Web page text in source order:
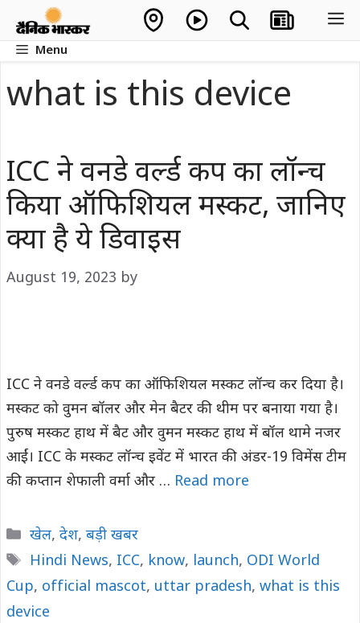
contentMenu
what is this device
ICC ने वनडे वर्ल्ड कप का लॉन्च
किया ऑफिशियल मस्कट, जानिए
क्या है ये डिवाइस
August 19, 2023 by
ICC ने वनडे वर्ल्ड कप का ऑफिशियल मस्कट लॉन्च कर दिया है।
मस्कट को वुमन बॉलर और मेन बैटर की थीम पर बनाया गया है।
पुरुष मस्कट हाथ में बैट और वुमन मस्कट हाथ में बॉल थामे नजर
आईं। ICC के मस्कट लॉन्च इवेंट में भारत की अंडर-19 विमेंस टीम
की कप्तान शेफाली वर्मा और … Read more
Categories
खेल, देश, बड़ी खबर
Tags
Hindi News, ICC, know, launch, ODI World
Cup, official mascot, uttar pradesh, what is this
device